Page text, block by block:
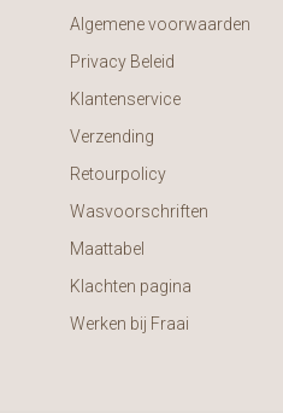
Algemene voorwaarden
Privacy Beleid
Klantenservice
Verzending
Retourpolicy
Wasvoorschriften
Maattabel
Klachten pagina
Werken bij Fraai